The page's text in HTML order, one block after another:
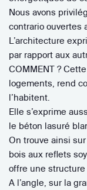
Nous avons
contrario ouvertes
L’architecture
par rapport aux
COMMENT ?
logements, rend
l’habitent.
Elle s’exprime
le béton lasuré
On trouve ainsi
bois aux reflets
offre une
A l’angle, sur la